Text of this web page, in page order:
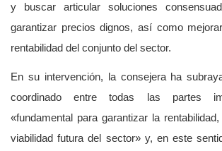
y buscar articular soluciones
garantizar precios dignos, así como
rentabilidad del conjunto del sector.
En su intervención, la consejera ha
coordinado entre todas las partes
«fundamental para garantizar la
viabilidad futura del sector» y, en este